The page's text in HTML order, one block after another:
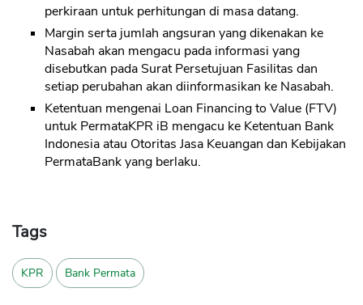
perkiraan untuk perhitungan di masa datang.
Margin serta jumlah angsuran yang dikenakan ke
Nasabah akan mengacu pada informasi yang
disebutkan pada Surat Persetujuan Fasilitas dan
setiap perubahan akan diinformasikan ke Nasabah.
Ketentuan mengenai Loan Financing to Value (FTV)
untuk PermataKPR iB mengacu ke Ketentuan Bank
Indonesia atau Otoritas Jasa Keuangan dan Kebijakan
PermataBank yang berlaku.
Tags
KPR Bank Permata